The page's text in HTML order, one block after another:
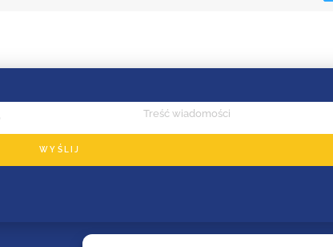
WYŚLIJ